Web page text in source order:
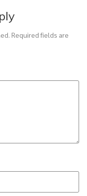
Required fields are